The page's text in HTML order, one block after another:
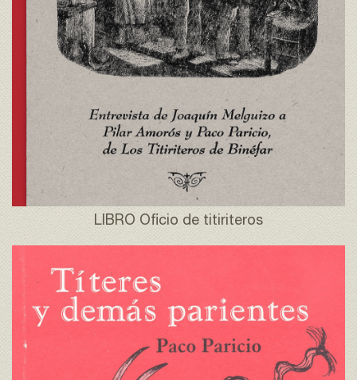
LIBRO Oficio de titiriteros